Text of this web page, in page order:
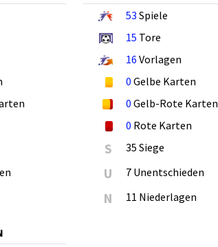
53 Spiele
15 Tore
16 Vorlagen
0 Gelbe Karten
0 Gelb-Rote Karten
0 Rote Karten
S 35 Siege
U 7 Unentschieden
N 11 Niederlagen